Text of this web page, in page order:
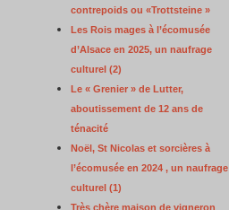
contrepoids ou «Trottsteine »
Les Rois mages à l’écomusée
d’Alsace en 2025, un naufrage
culturel (2)
Le « Grenier » de Lutter,
aboutissement de 12 ans de
ténacité
Noël, St Nicolas et sorcières à
l’écomusée en 2024 , un naufrage
culturel (1)
Très chère maison de vigneron